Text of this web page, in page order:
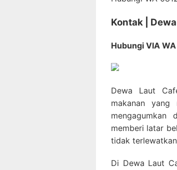
Kontak |
Hubungi VIA
Dewa Laut
makanan
mengagumkan
memberi latar
tidak
Di Dewa Laut